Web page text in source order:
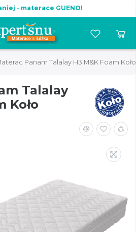
- materace GUENO!
Panam Talalay H3 M&K Foam Koło
Talalay
Koło